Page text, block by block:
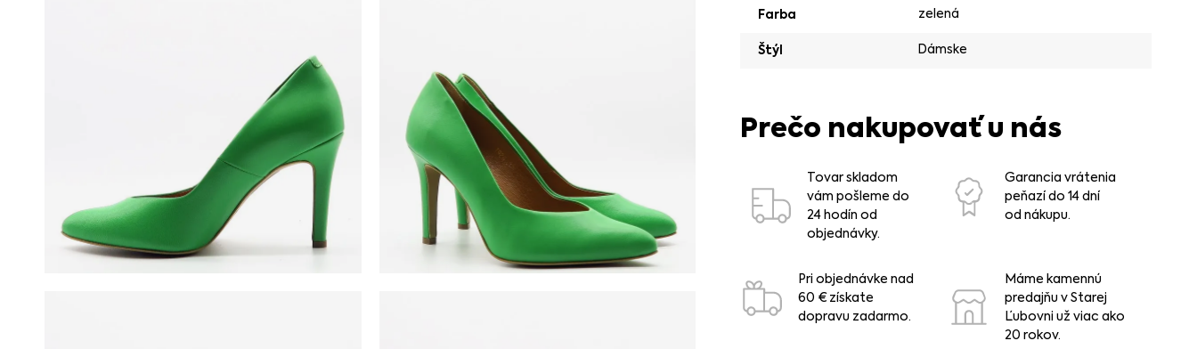
Farba zelená
Štýl Dámske
Prečo nakupovať u nás
Tovar skladom
vám pošleme do
24 hodín od
objednávky.
Garancia vrátenia
peňazí do 14 dní
od nákupu.
Pri objednávke nad
60 € získate
dopravu zadarmo.
Máme kamennú
predajňu v Starej
Ľubovni už viac ako
20 rokov.